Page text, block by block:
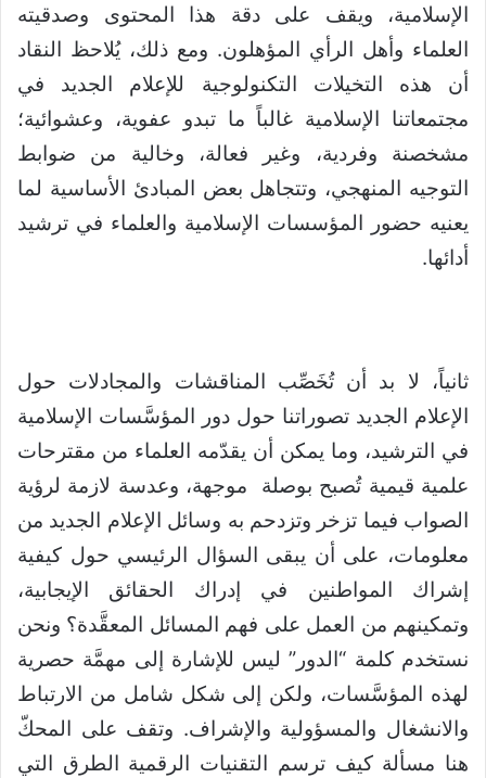
الإسلامية، ويقف على دقة هذا المحتوى وصدقيته
العلماء وأهل الرأي المؤهلون. ومع ذلك، يُلاحظ النقاد
أن هذه التخيلات التكنولوجية للإعلام الجديد في
مجتمعاتنا الإسلامية غالباً ما تبدو عفوية، وعشوائية؛
مشخصنة وفردية، وغير فعالة، وخالية من ضوابط
التوجيه المنهجي، وتتجاهل بعض المبادئ الأساسية لما
يعنيه حضور المؤسسات الإسلامية والعلماء في ترشيد
أدائها.
ثانياً، لا بد أن تُخَصِّب المناقشات والمجادلات حول
الإعلام الجديد تصوراتنا حول دور المؤسَّسات الإسلامية
في الترشيد، وما يمكن أن يقدّمه العلماء من مقترحات
علمية قيمية تُصبح بوصلة موجهة، وعدسة لازمة لرؤية
الصواب فيما تزخر وتزدحم به وسائل الإعلام الجديد من
معلومات، على أن يبقى السؤال الرئيسي حول كيفية
إشراك المواطنين في إدراك الحقائق الإيجابية،
وتمكينهم من العمل على فهم المسائل المعقَّدة؟ ونحن
نستخدم كلمة “الدور” ليس للإشارة إلى مهمَّة حصرية
لهذه المؤسَّسات، ولكن إلى شكل شامل من الارتباط
والانشغال والمسؤولية والإشراف. وتقف على المحكّ
هنا مسألة كيف ترسم التقنيات الرقمية الطرق التي